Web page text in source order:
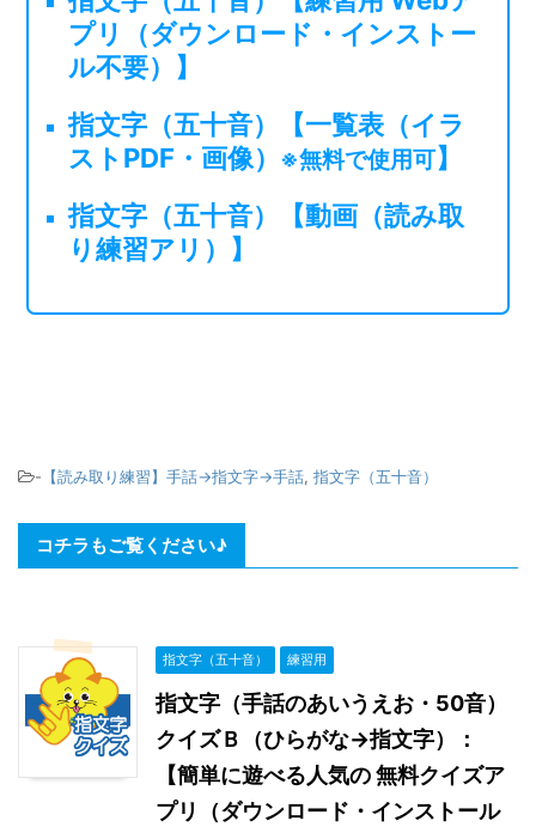
プリ（ダウンロード・インストー
ル不要）】
指文字（五十音）【一覧表（イラ
ストPDF・画像）
※無料で使用可】
指文字（五十音）【動画（読み取
り練習アリ）】
- 【読み取り練習】手話→指文字→手話, 指文字（五十音）
コチラもご覧ください♪
指文字（五十音） 練習用
指文字（手話のあいうえお・50音）
クイズＢ（ひらがな→指文字）：
【簡単に遊べる人気の 無料クイズア
プリ（ダウンロード・インストール